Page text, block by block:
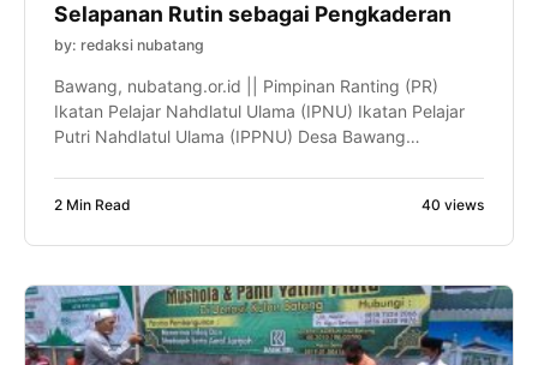
Selapanan Rutin sebagai Pengkaderan
by: redaksi nubatang
Bawang, nubatang.or.id || Pimpinan Ranting (PR)
Ikatan Pelajar Nahdlatul Ulama (IPNU) Ikatan Pelajar
Putri Nahdlatul Ulama (IPPNU) Desa Bawang
Fatayat dan para pembina terlihat antusias dan
masjid wilayah Desa Bawang. […]
2 Min Read 40 views